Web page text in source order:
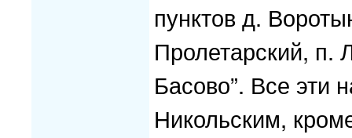
пунктов д.
Пролетарский, п.
Басово”. Все эти
Никольским,